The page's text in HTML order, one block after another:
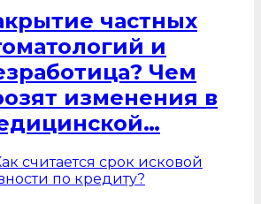
частных
и
Чем
изменения в